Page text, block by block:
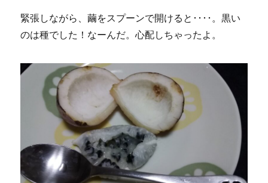
緊張しながら、繭をスプーンで開けると････。黒い
のは種でした！なーんだ。心配しちゃったよ。